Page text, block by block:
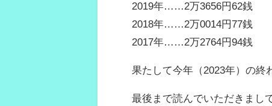
2019年……2万3656円62銭
2018年……2万0014円77銭
2017年……2万2764円94銭
果たして今年（2023年）の終
最後まで読んでいただきまし